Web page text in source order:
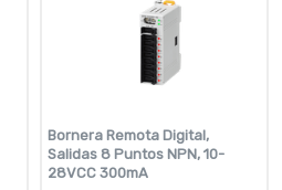
Bornera Remota Digital,
Salidas 8 Puntos NPN, 10-
28VCC 300mA